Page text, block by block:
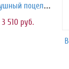
Воздушный поцелуй/шарики
3 510 руб.